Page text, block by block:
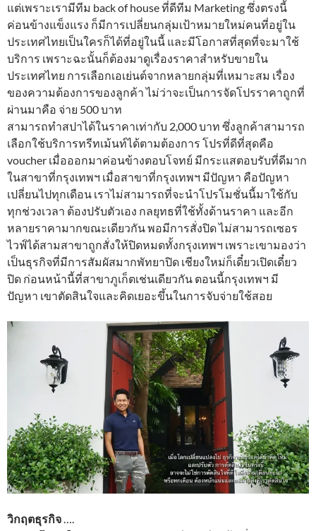
แต่เพราะเรามีทีม back of house ที่ดีทีม Marketing ซึ่งตรงนี้
ค่อนข้างแข็งแรง ก็มีการเปลี่ยนกลุ่มเป้าหมายใหม่คนที่อยู่ใน
ประเทศไทยเป็นใครก็ได้ที่อยู่ในนี้ และมีโอกาสที่สุดที่จะมาใช้
บริการ เพราะฉะนั้นก็ต้องมาดูเรื่องราคาสำหรับขายใน
ประเทศไทย การเลือกเอเย่นต์จากหลายกลุ่มที่เหมาะสม เรื่อง
ของความต้องการของลูกค้า ไม่ว่าจะเป็นการจัดโปรราคาถูกที่
ผ่านมาคือ จ่าย 500 บาท
สามารถทำสปาได้ในราคาเท่ากับ 2,000 บาท ซึ่งลูกค้าสามารถ
เลือกใช้บริการทรีทเม้นท์ได้ตามต้องการ โปรที่ดีที่สุดคือ
voucher เมื่อออกมาค่อนข้างตอบโจทย์ มีกระแสตอบรับที่ดีมาก
ในสาขาที่กรุงเทพฯ เมื่อสาขาที่กรุงเทพฯ มีปัญหา คือปัญหา
เปลี่ยนไปทุกเดือน เราไม่สามารถที่จะนำโปรโมชั่นนี้มาใช้กับ
ทุกช่วงเวลา ต้องปรับตัวเอง กลยุทธที่ใช้ทั้งด้านราคา และอีก
หลายราคามากขณะเดียวกัน พอมีการสั่งปิด ไม่สามารถเซอร
ไวฟ์ได้สามสาขาถูกสั่งให้ปิดหมดทั้งกรุงเทพฯ เพราะเขามองว่า
เป็นธุรกิจที่มีการสัมผัสมากพัทยาปิด เชียงใหม่ก็เดี๋ยวเปิดเดี๋ยว
ปิด ก่อนหน้านี้ที่สาขาภูเก็ตเช่นเดียวกัน ตอนนี้กรุงเทพฯ มี
ปัญหา เขาตัดสินใจและคิดเยอะขึ้นในการจับจ่ายใช้สอย
วิกฤตธุรกิจ….